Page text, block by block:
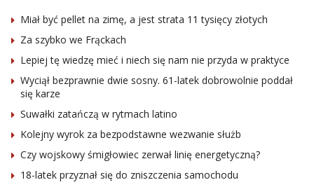
Miał być pellet na zimę, a jest strata 11 tysięcy złotych
Za szybko we Frąckach
Lepiej tę wiedzę mieć i niech się nam nie przyda w praktyce
Wyciął bezprawnie dwie sosny. 61-latek dobrowolnie poddał
się karze
Suwałki zatańczą w rytmach latino
Kolejny wyrok za bezpodstawne wezwanie służb
Czy wojskowy śmigłowiec zerwał linię energetyczną?
18-latek przyznał się do zniszczenia samochodu